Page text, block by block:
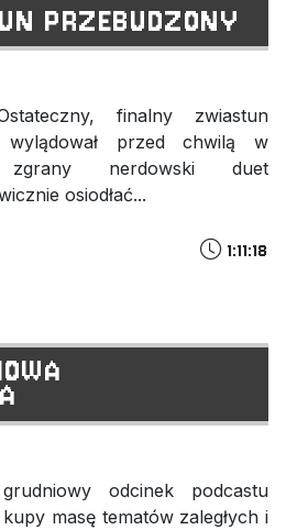
PRZEBUDZONY
finalny zwiastun
wylądował przed chwilą w
nerdowski duet
osiodłać...
1:11:18
odcinek podcastu
masę tematów zaległych i